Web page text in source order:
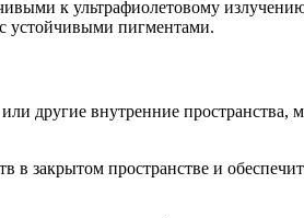
к ультрафиолетовому
устойчивыми пигментами.
другие внутренние пространства,
в закрытом пространстве и